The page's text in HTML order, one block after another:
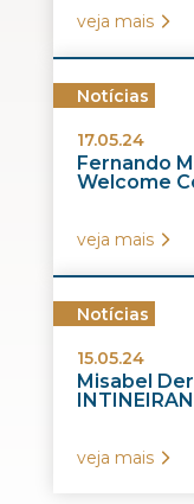
veja mais
Notícias
17.05.24
Fernando
Welcome
veja mais
Notícias
15.05.24
Misabel
veja mais